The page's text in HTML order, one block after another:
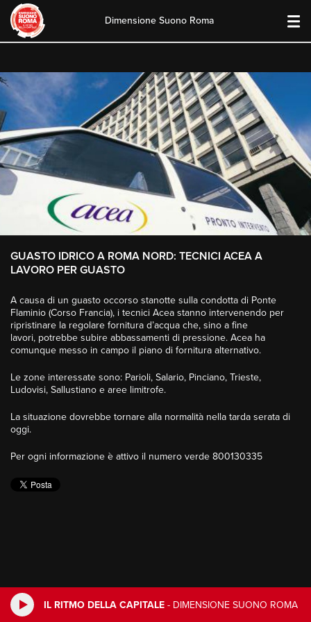
IL RITMO DELLA CAPITALE - DIMENSIONE SUONO ROMA
content
Dimensione Suono Roma
GUASTO IDRICO A ROMA NORD: TECNICI ACEA A
LAVORO PER GUASTO
A causa di un guasto occorso stanotte sulla condotta di Ponte
Flaminio (Corso Francia), i tecnici Acea stanno intervenendo per
ripristinare la regolare fornitura d’acqua che, sino a fine
lavori, potrebbe subire abbassamenti di pressione. Acea ha
comunque messo in campo il piano di fornitura alternativo.
Le zone interessate sono: Parioli, Salario, Pinciano, Trieste,
Ludovisi, Sallustiano e aree limitrofe.
La situazione dovrebbe tornare alla normalità nella tarda serata di
oggi.
Per ogni informazione è attivo il numero verde 800130335